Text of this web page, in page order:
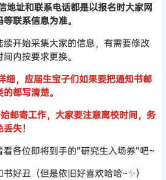
地址和联系电话都是以报名时大家网
联系信息为准。
开始采集大家的信息，有需要修改
内按要求更换。
细，应届生宝子们如果要把通知书邮
都写清楚。
邮寄工作，大家要注意离校时间，务
失！
各位即将到手的“研究生入场券”吧~
好丑（但是依旧好喜欢哈哈~✨）